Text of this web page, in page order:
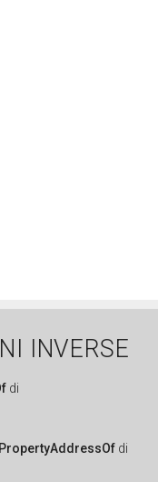
INVERSE
di
di